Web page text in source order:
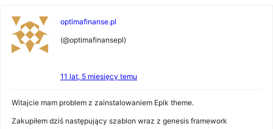
optimafinanse.pl
(@optimafinansepl)
11 lat, 5 miesięcy temu
Witajcie mam problem z zainstalowaniem Epik theme.
Zakupiłem dziś następujący szablon wraz z genesis framework